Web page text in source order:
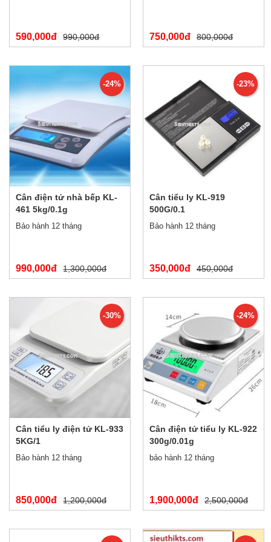
590,000đ 990,000đ 750,000đ 800,000đ
-24%
Cân điện tử nhà bếp KL-
461 5kg/0.1g
Bảo hành 12 tháng
990,000đ 1,300,000đ
-23%
Cân tiểu ly KL-919
500G/0.1
Bảo hành 12 tháng
350,000đ 450,000đ
-30%
Cân tiểu ly điện tử KL-933
5KG/1
Bảo hành 12 tháng
850,000đ 1,200,000đ
-24%
Cân điện tử tiểu ly KL-922
300g/0.01g
bảo hành 12 tháng
1,900,000đ 2,500,000đ